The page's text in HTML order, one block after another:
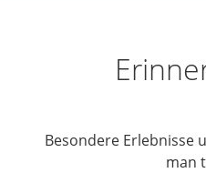
Besondere Erlebnisse
man